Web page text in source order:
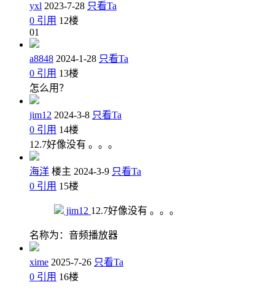
yxl 2023-7-28 只看Ta
0 引用 12楼
01
a8848 2024-1-28 只看Ta
0 引用 13楼
怎么用？
jim12 2024-3-8 只看Ta
0 引用 14楼
12.7好像没有 。。。
海洋 楼主 2024-3-9 只看Ta
0 引用 15楼
jim12 12.7好像没有 。。。
名称为：音频播放器
xime 2025-7-26 只看Ta
0 引用 16楼